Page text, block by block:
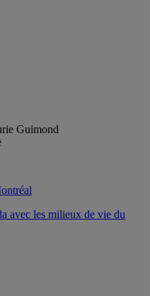
Guimond
avec les milieux de vie du